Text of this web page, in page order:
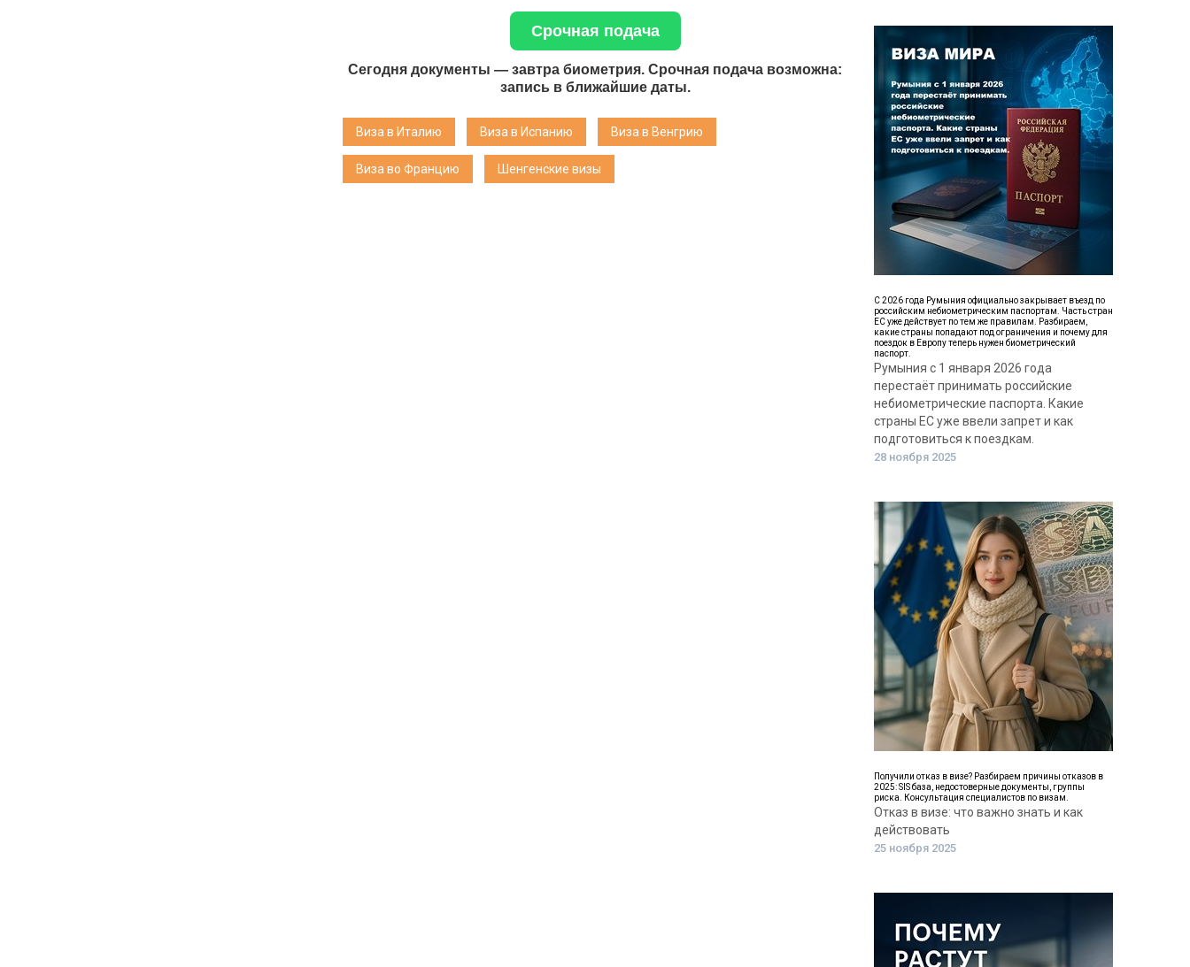
Срочная подача
Сегодня документы — завтра биометрия. Срочная подача возможна:
запись в ближайшие даты.
Виза в Италию Виза в Испанию Виза в Венгрию
Виза во Францию Шенгенские визы
С 2026 года Румыния официально закрывает въезд по
российским небиометрическим паспортам. Часть стран
ЕС уже действует по тем же правилам. Разбираем,
какие страны попадают под ограничения и почему для
поездок в Европу теперь нужен биометрический
паспорт.
Румыния с 1 января 2026 года
перестаёт принимать российские
небиометрические паспорта. Какие
страны ЕС уже ввели запрет и как
подготовиться к поездкам.
28 ноября 2025
Получили отказ в визе? Разбираем причины отказов в
2025: SIS база, недостоверные документы, группы
риска. Консультация специалистов по визам.
Отказ в визе: что важно знать и как
действовать
25 ноября 2025